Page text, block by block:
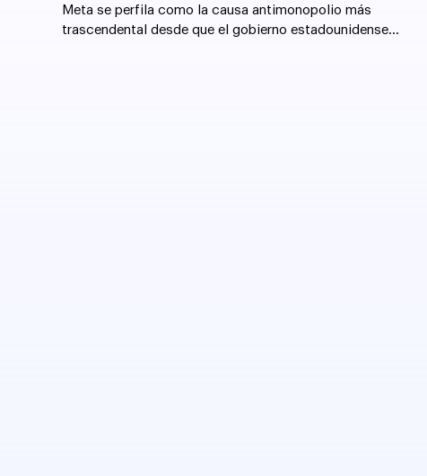
Meta se perfila como la causa antimonopolio más
trascendental desde que el gobierno estadounidense